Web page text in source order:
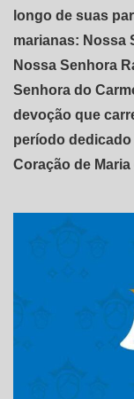
longo de suas
marianas: Nossa
Nossa Senhora
Senhora do
devoção que
período dedicado
Coração de